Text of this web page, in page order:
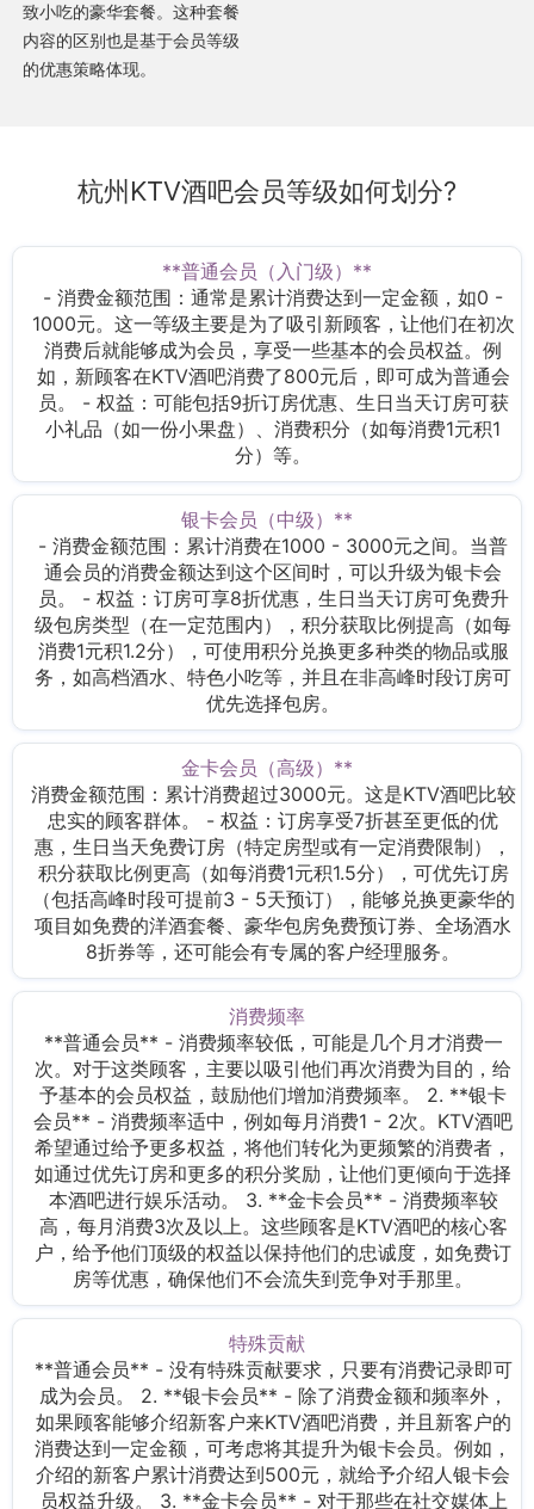
致小吃的豪华套餐。这种套餐
内容的区别也是基于会员等级
的优惠策略体现。
杭州KTV酒吧会员等级如何划分?
**普通会员（入门级）**
- 消费金额范围：通常是累计消费达到一定金额，如0 -
1000元。这一等级主要是为了吸引新顾客，让他们在初次
消费后就能够成为会员，享受一些基本的会员权益。例
如，新顾客在KTV酒吧消费了800元后，即可成为普通会
员。 - 权益：可能包括9折订房优惠、生日当天订房可获
小礼品（如一份小果盘）、消费积分（如每消费1元积1
分）等。
银卡会员（中级）**
- 消费金额范围：累计消费在1000 - 3000元之间。当普
通会员的消费金额达到这个区间时，可以升级为银卡会
员。 - 权益：订房可享8折优惠，生日当天订房可免费升
级包房类型（在一定范围内），积分获取比例提高（如每
消费1元积1.2分），可使用积分兑换更多种类的物品或服
务，如高档酒水、特色小吃等，并且在非高峰时段订房可
优先选择包房。
金卡会员（高级）**
消费金额范围：累计消费超过3000元。这是KTV酒吧比较
忠实的顾客群体。 - 权益：订房享受7折甚至更低的优
惠，生日当天免费订房（特定房型或有一定消费限制），
积分获取比例更高（如每消费1元积1.5分），可优先订房
（包括高峰时段可提前3 - 5天预订），能够兑换更豪华的
项目如免费的洋酒套餐、豪华包房免费预订券、全场酒水
8折券等，还可能会有专属的客户经理服务。
消费频率
**普通会员** - 消费频率较低，可能是几个月才消费一
次。对于这类顾客，主要以吸引他们再次消费为目的，给
予基本的会员权益，鼓励他们增加消费频率。 2. **银卡
会员** - 消费频率适中，例如每月消费1 - 2次。KTV酒吧
希望通过给予更多权益，将他们转化为更频繁的消费者，
如通过优先订房和更多的积分奖励，让他们更倾向于选择
本酒吧进行娱乐活动。 3. **金卡会员** - 消费频率较
高，每月消费3次及以上。这些顾客是KTV酒吧的核心客
户，给予他们顶级的权益以保持他们的忠诚度，如免费订
房等优惠，确保他们不会流失到竞争对手那里。
特殊贡献
**普通会员** - 没有特殊贡献要求，只要有消费记录即可
成为会员。 2. **银卡会员** - 除了消费金额和频率外，
如果顾客能够介绍新客户来KTV酒吧消费，并且新客户的
消费达到一定金额，可考虑将其提升为银卡会员。例如，
介绍的新客户累计消费达到500元，就给予介绍人银卡会
员权益升级。 3. **金卡会员** - 对于那些在社交媒体上